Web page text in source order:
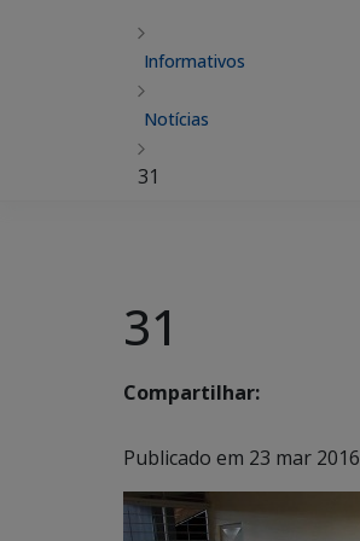
Informativos
Notícias
31
31
Compartilhar:
Publicado em 23 mar 2016